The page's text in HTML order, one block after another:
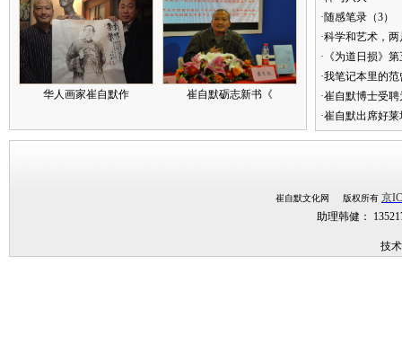
华人画家崔自默作 崔自默砺志新书《
·随感笔录（3）
·科学和艺术，
·《为道日损》
·我笔记本里的
·崔自默博士受
·崔自默出席好
崔自默文化网 版权所有 京
助理韩健：
技